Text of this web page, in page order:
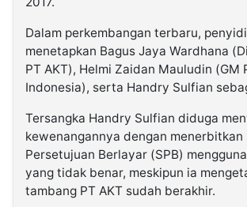
Dalam perkembangan terbaru,
menetapkan Bagus Jaya Wardhana
PT AKT), Helmi Zaidan Mauludin (GM
Indonesia), serta Handry Sulfian
Tersangka Handry Sulfian diduga
kewenangannya dengan menerbitkan
Persetujuan Berlayar (SPB)
yang tidak benar, meskipun ia
tambang PT AKT sudah berakhir.